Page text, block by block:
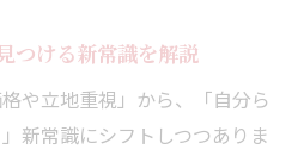
つける新常識を解説
や立地重視」から、「自分ら
新常識にシフトしつつありま